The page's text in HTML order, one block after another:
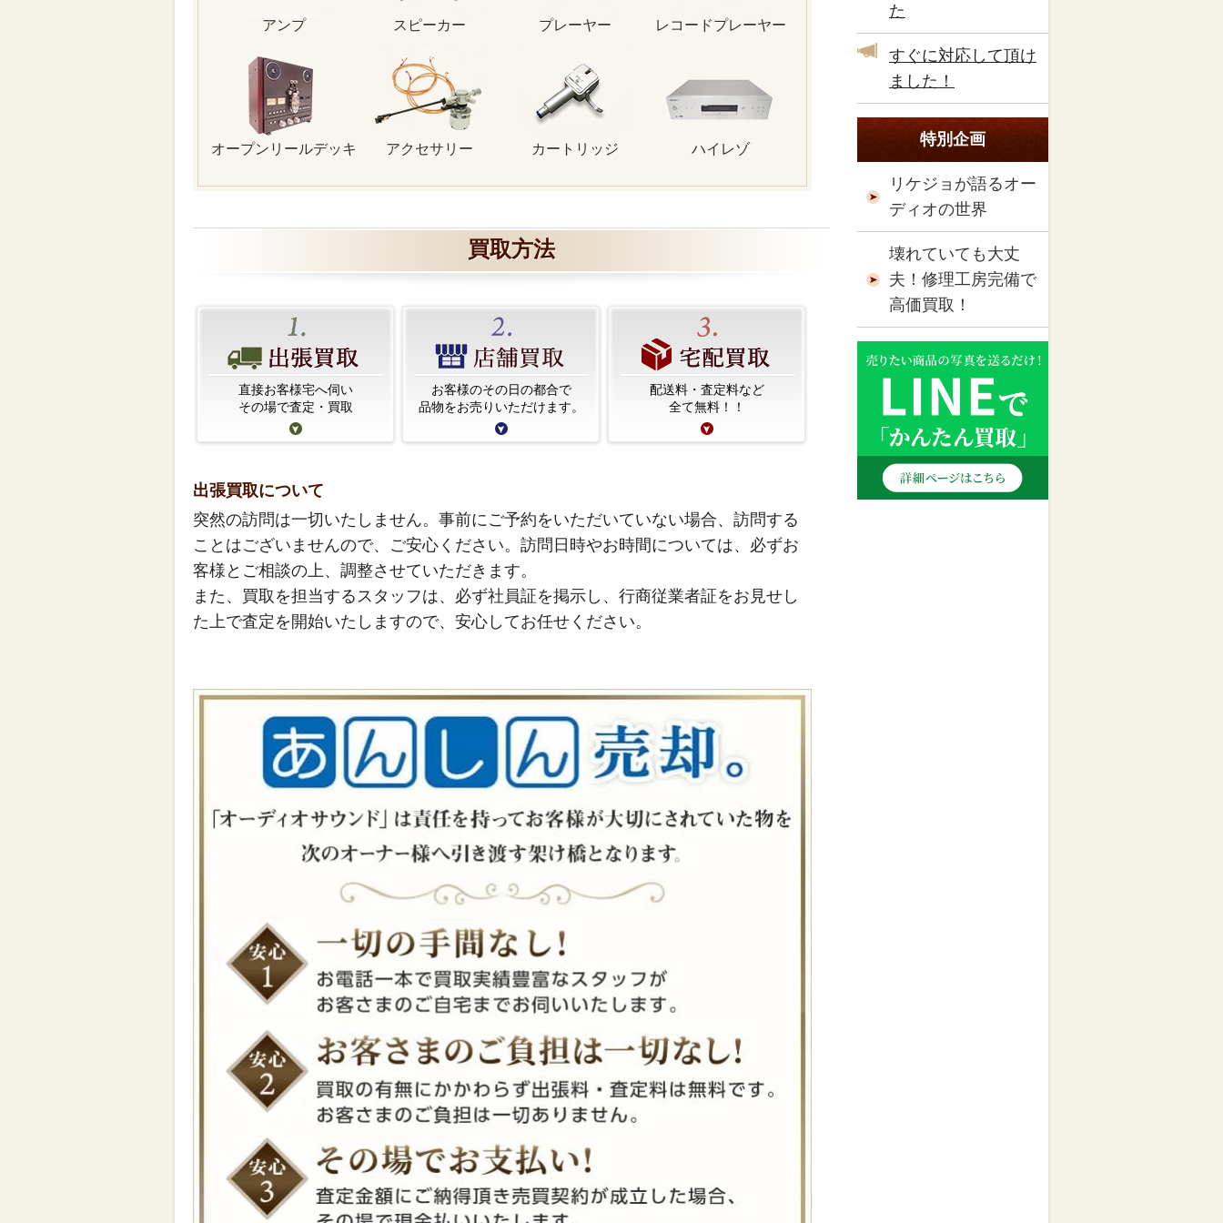
アンプ スピーカー プレーヤー レコードプレーヤー
オープンリールデッキ アクセサリー カートリッジ ハイレゾ
買取方法
直接お客様宅へ伺い
その場で査定・買取
お客様のその日の都合で
品物をお売りいただけます。
配送料・査定料など
全て無料！！
出張買取について
突然の訪問は一切いたしません。事前にご予約をいただいていない場合、訪問する
ことはございませんので、ご安心ください。訪問日時やお時間については、必ずお
客様とご相談の上、調整させていただきます。
また、買取を担当するスタッフは、必ず社員証を掲示し、行商従業者証をお見せし
た上で査定を開始いたしますので、安心してお任せください。
た
すぐに対応して頂け
ました！
特別企画
リケジョが語るオー
ディオの世界
壊れていても大丈
夫！修理工房完備で
高価買取！